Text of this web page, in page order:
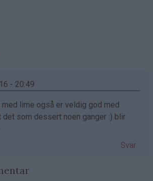
- 20:49
lime også er veldig god med
det som dessert noen ganger :) blir
Svar